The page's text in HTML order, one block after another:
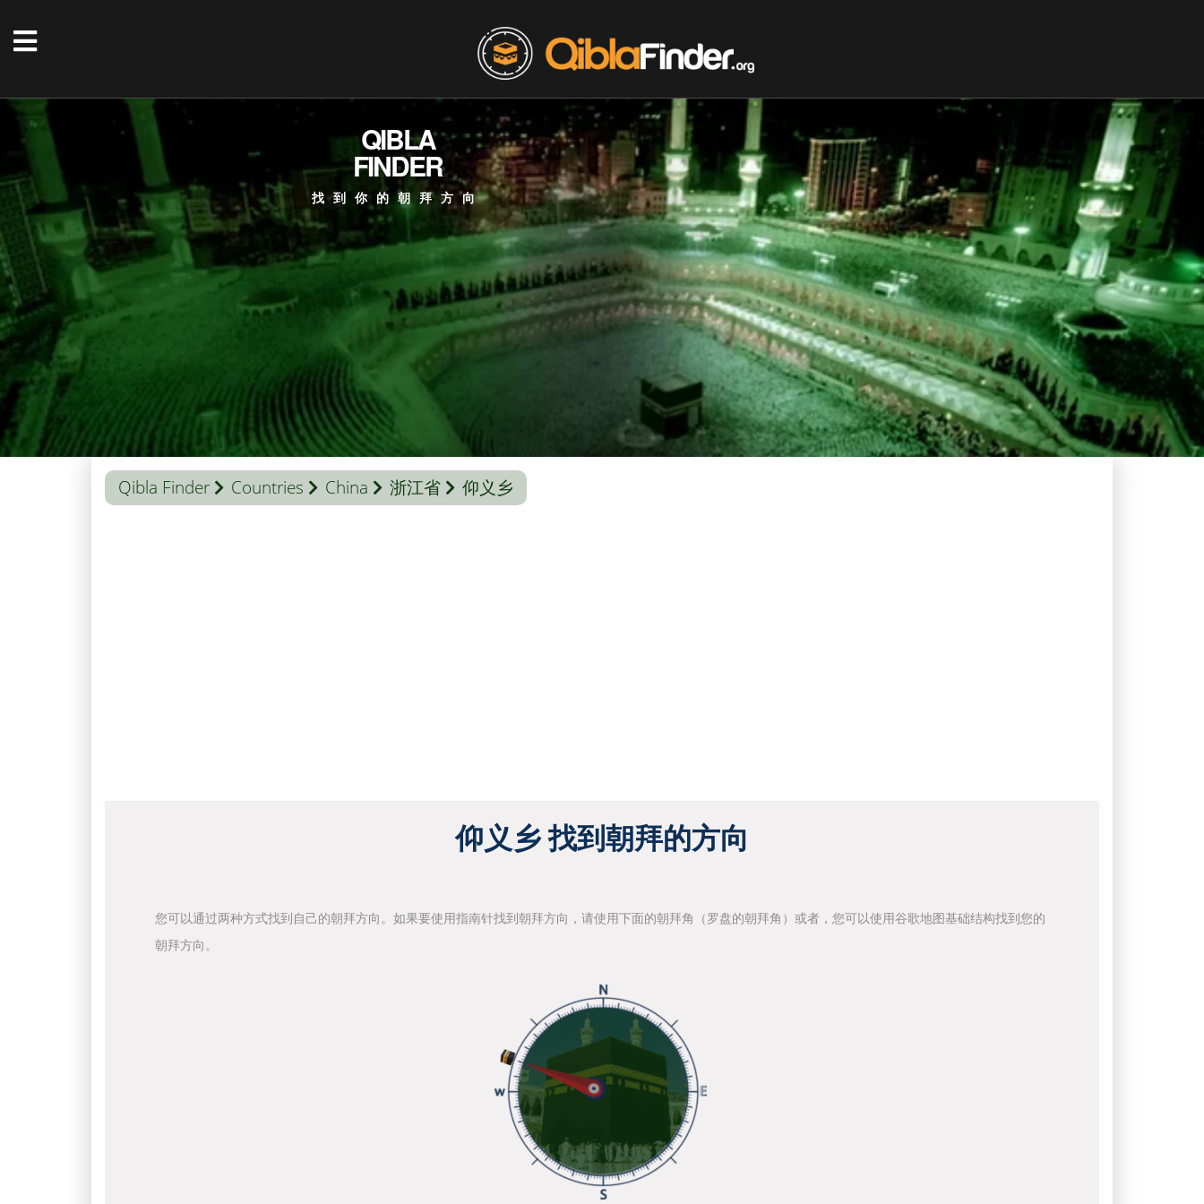
QIBLA
FINDER
找到你的朝拜方向
Qibla Finder Countries China 浙江省 仰义乡
仰义乡 找到朝拜的方向
您可以通过两种方式找到自己的朝拜方向。如果要使用指南针找到朝拜方向，请使用下面的朝拜角（罗盘的朝拜角）或者，您可以使用谷歌地图基础结构找到您的
朝拜方向。